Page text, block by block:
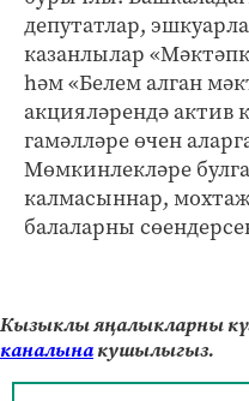
депутатлар,
казанлылар
һәм «Белем алган
акцияләрендә актив
гамәлләре өчен
Мөмкинлекләре
калмасыннар,
балаларны
Кызыклы яңалыкларны
каналынакушылыгыз.